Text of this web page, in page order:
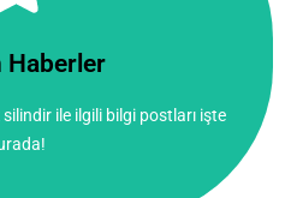
Haberler
ile ilgili bilgi postları işte
Haberler